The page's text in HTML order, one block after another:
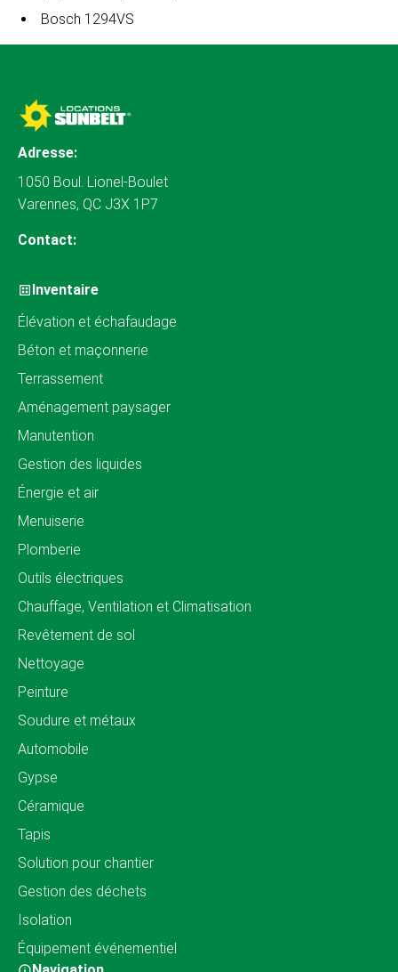
Bosch 1294VS
Adresse:
1050 Boul. Lionel-Boulet
Varennes, QC J3X 1P7
Contact:
Inventaire
Élévation et échafaudage
Béton et maçonnerie
Terrassement
Aménagement paysager
Manutention
Gestion des liquides
Énergie et air
Menuiserie
Plomberie
Outils électriques
Chauffage, Ventilation et Climatisation
Revêtement de sol
Nettoyage
Peinture
Soudure et métaux
Automobile
Gypse
Céramique
Tapis
Solution pour chantier
Gestion des déchets
Isolation
Équipement événementiel